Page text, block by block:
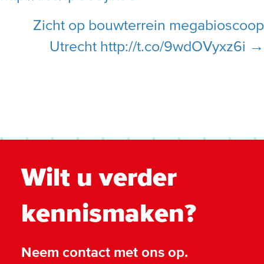
Zicht op bouwterrein megabioscoop
Utrecht http://t.co/9wdOVyxz6i →
Wilt u verder
kennismaken?
Neem contact met ons op.